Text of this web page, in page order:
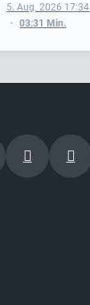
5. Aug. 2026 17:34
03:31 Min.